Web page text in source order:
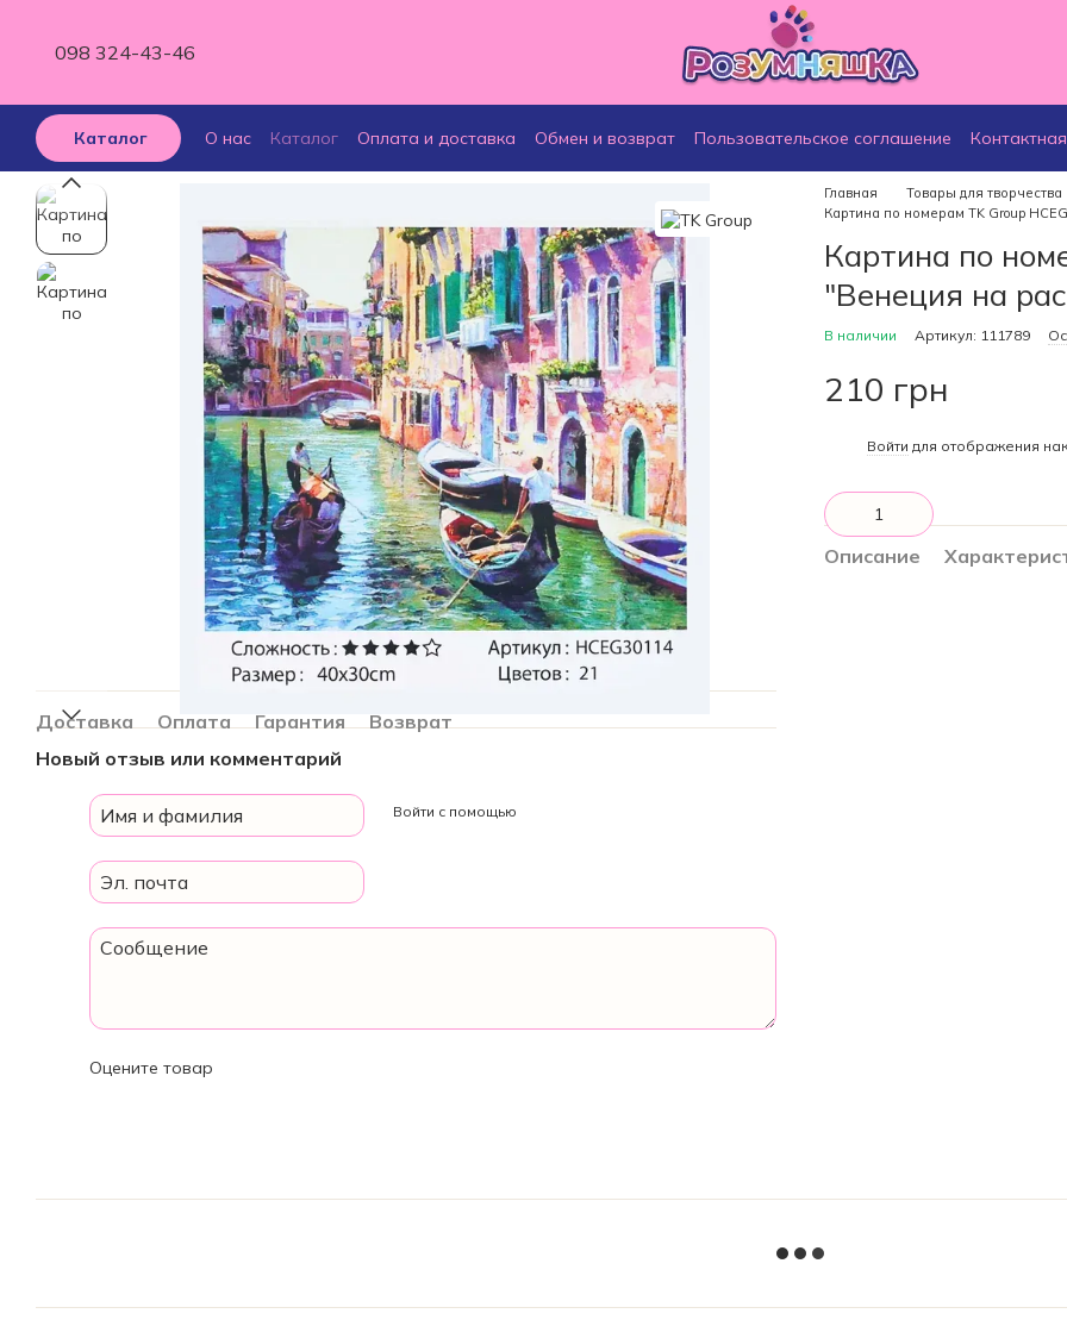
098 324-43-46
Каталог О нас Каталог Оплата и доставка Обмен и возврат Пользовательское соглашение
Доставка Оплата Гарантия
Возврат
Новый отзыв или комментарий
Войти с помощью
Оцените товар
Главная
Товары для творчества
Картина по номерам TK Group
Картина по
"Венеция на
В наличии Артикул: 111789
210 грн
Войти для отображения
Описание